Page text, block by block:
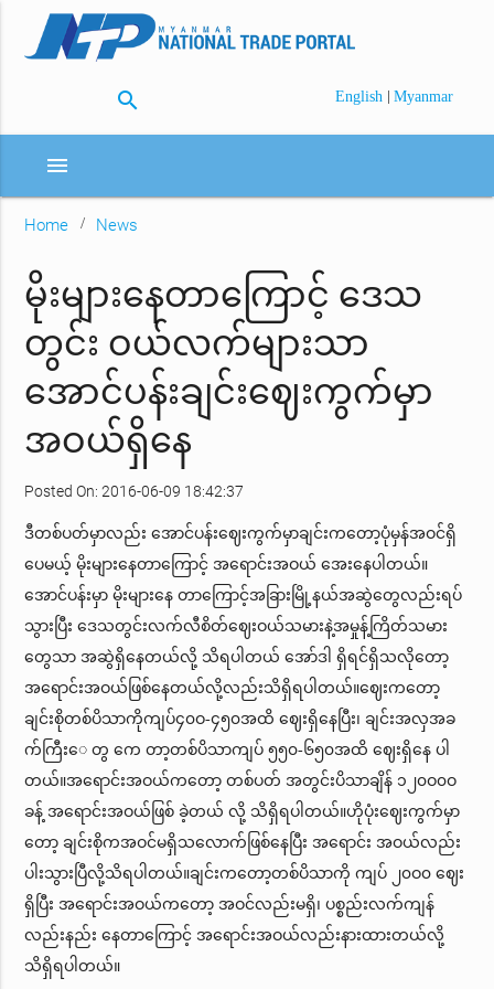
search English | Myanmar
menu
Home News
မိုးများနေတာကြောင့် ဒေသ
တွင်း ဝယ်လက်များသာ
အောင်ပန်းချင်းဈေးကွက်မှာ
အဝယ်ရှိနေ
Posted On: 2016-06-09 18:42:37
ဒီတစ်ပတ်မှာလည်း အောင်ပန်းဈေးကွက်မှာချင်းကတော့ပုံမှန်အဝင်ရှိ
ပေမယ့် မိုးများနေတာကြောင့် အရောင်းအဝယ် အေးနေပါတယ်။
အောင်ပန်းမှာ မိုးများနေ တာကြောင့်အခြားမြို့နယ်အဆွဲတွေလည်းရပ်
သွားပြီး ဒေသတွင်းလက်လီစိတ်ဈေးဝယ်သမားနဲ့အမှုန့်ကြိတ်သမား
တွေသာ အဆွဲရှိနေတယ်လို့ သိရပါတယ် အော်ဒါ ရှိရင်ရှိသလိုတော့
အရောင်းအဝယ်ဖြစ်နေတယ်လို့လည်းသိရှိရပါတယ်။ဈေးကတော့
ချင်းစိုတစ်ပိသာကိုကျပ်၄၀ဝ-၄၅၀အထိ ဈေးရှိနေပြီး၊ ချင်းအလှအခ
က်ကြီးေ တွ ကေ တာ့တစ်ပိသာကျပ် ၅၅၀-၆၅၀အထိ ဈေးရှိနေ ပါ
တယ်။အရောင်းအဝယ်ကတော့ တစ်ပတ် အတွင်းပိသာချိန် ၁၂၀ဝ၀ဝ
ခန့် အရောင်းအဝယ်ဖြစ် ခဲ့တယ် လို့ သိရှိရပါတယ်။ဟိုပုံးဈေးကွက်မှာ
တော့ ချင်းစိုကအဝင်မရှိသလောက်ဖြစ်နေပြီး အရောင်း အဝယ်လည်း
ပါးသွားပြီလို့သိရပါတယ်။ချင်းကတော့တစ်ပိသာကို ကျပ် ၂၀ဝ၀ ဈေး
ရှိပြီး အရောင်းအဝယ်ကတော့ အဝင်လည်းမရှိ၊ ပစ္စည်းလက်ကျန်
လည်းနည်း နေတာကြောင့် အရောင်းအဝယ်လည်းနားထားတယ်လို့
သိရှိရပါတယ်။